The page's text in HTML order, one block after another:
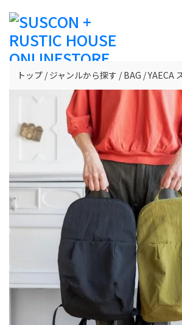
トップ ジャンルから探す BAG YAECA